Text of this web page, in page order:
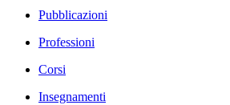
Pubblicazioni
Professioni
Corsi
Insegnamenti